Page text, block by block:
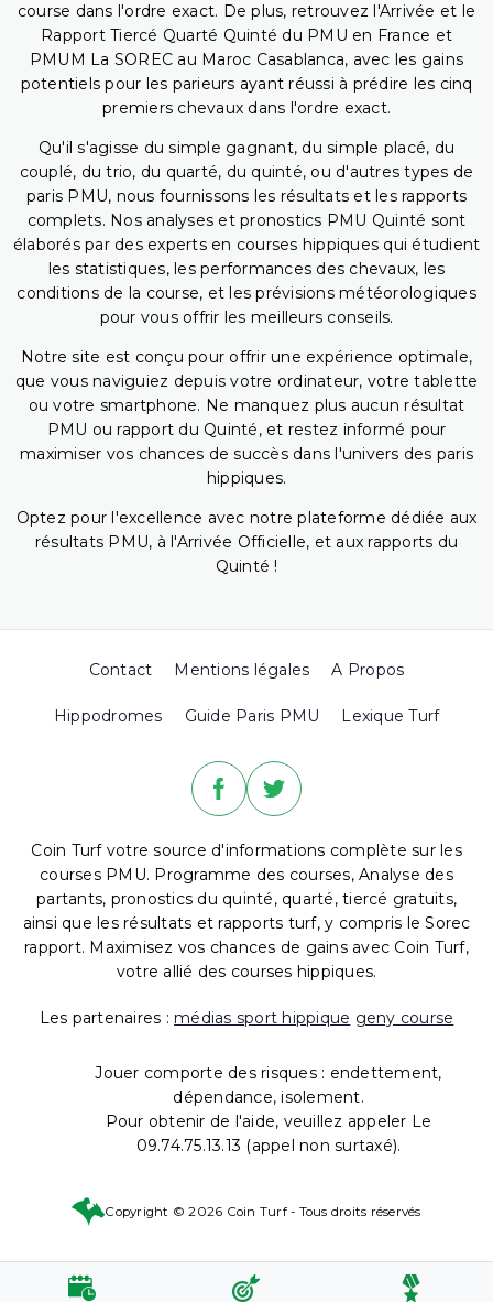
course dans l'ordre exact. De plus, retrouvez l'Arrivée et le
Rapport Tiercé Quarté Quinté du PMU en France et
PMUM La SOREC au Maroc Casablanca, avec les gains
potentiels pour les parieurs ayant réussi à prédire les cinq
premiers chevaux dans l'ordre exact.
Qu'il s'agisse du simple gagnant, du simple placé, du
couplé, du trio, du quarté, du quinté, ou d'autres types de
paris PMU, nous fournissons les résultats et les rapports
complets. Nos analyses et pronostics PMU Quinté sont
élaborés par des experts en courses hippiques qui étudient
les statistiques, les performances des chevaux, les
conditions de la course, et les prévisions météorologiques
pour vous offrir les meilleurs conseils.
Notre site est conçu pour offrir une expérience optimale,
que vous naviguiez depuis votre ordinateur, votre tablette
ou votre smartphone. Ne manquez plus aucun résultat
PMU ou rapport du Quinté, et restez informé pour
maximiser vos chances de succès dans l'univers des paris
hippiques.
Optez pour l'excellence avec notre plateforme dédiée aux
résultats PMU, à l'Arrivée Officielle, et aux rapports du
Quinté !
Contact Mentions légales A Propos
Hippodromes Guide Paris PMU Lexique Turf
Coin Turf votre source d'informations complète sur les
courses PMU. Programme des courses, Analyse des
partants, pronostics du quinté, quarté, tiercé gratuits,
ainsi que les résultats et rapports turf, y compris le Sorec
rapport. Maximisez vos chances de gains avec Coin Turf,
votre allié des courses hippiques.
Les partenaires : médias sport hippique geny course
Jouer comporte des risques : endettement,
dépendance, isolement.
Pour obtenir de l'aide, veuillez appeler Le
09.74.75.13.13 (appel non surtaxé).
Copyright © 2026 Coin Turf - Tous droits réservés